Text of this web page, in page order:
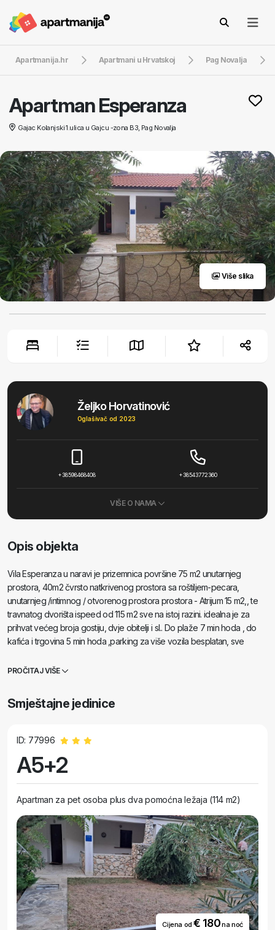
Apartmanija.hr Apartmani u Hrvatskoj Pag Novalja
Apartman Esperanza
Gajac Kolanjski 1.ulica u Gajcu -zona B3, Pag Novalja
Više slika
Željko Horvatinović
Oglašivač od 2023
+38598468408 +38543772360
VIŠE O NAMA
Opis objekta
Vila Esperanza u naravi je prizemnica površine 75 m2 unutarnjeg
prostora, 40m2 čvrsto natkrivenog prostora sa roštiljem-pecara,
unutarnjeg /intimnog / otvorenog prostora prostora - Atrijum 15 m2,, te
travnatog dvorišta ispeed od 115 m2 sve na istoj razini. idealna je za
prihvat većeg broja gostiju, dvje obitelji i sl.. Do plaže 7 min hoda , do
kafića i trgovina 5 min hoda ,parking za više vozila besplatan, sve
PROČITAJ VIŠE
Smještajne jedinice
ID: 77996
A5+2
Apartman za pet osoba plus dva pomoćna ležaja (114 m2)
Cijena od€ 180na noć